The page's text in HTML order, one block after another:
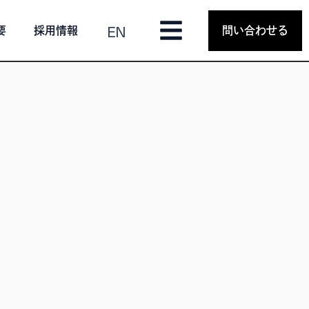
採用情報 EN 問い合わせる